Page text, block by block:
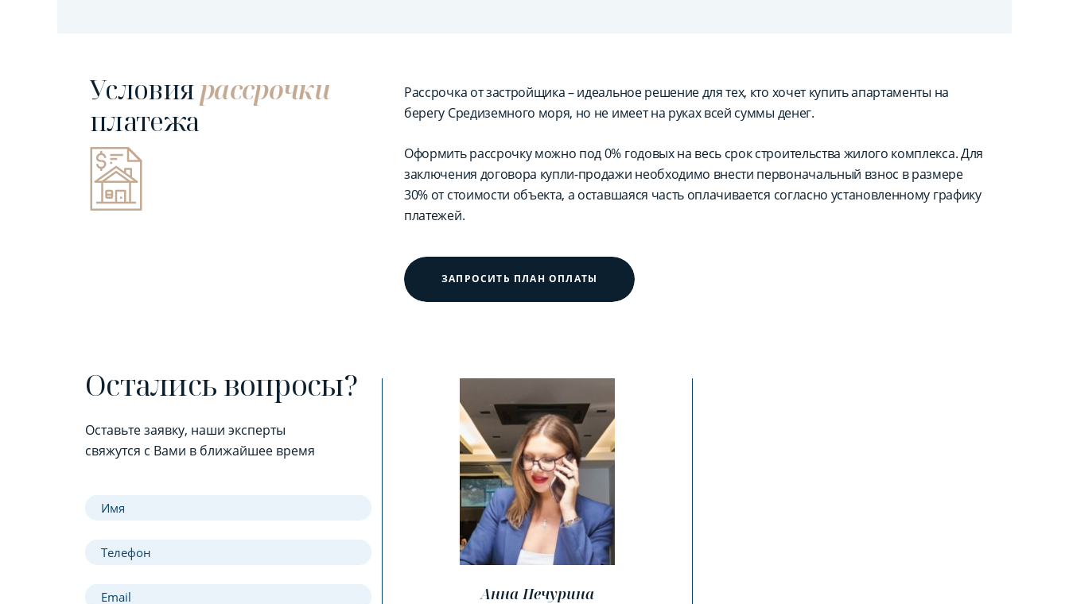
Условиярассрочки
платежа
Рассрочка от застройщика – идеальное решение для тех, кто хочет купить апартаменты на
берегу Средиземного моря, но не имеет на руках всей суммы денег.
Оформить рассрочку можно под 0% годовых на весь срок строительства жилого комплекса. Для
заключения договора купли-продажи необходимо внести первоначальный взнос в размере
30% от стоимости объекта, а оставшаяся часть оплачивается согласно установленному графику
платежей.
ЗАПРОСИТЬ ПЛАН ОПЛАТЫ
Остались вопросы?
Оставьте заявку, наши эксперты
свяжутся с Вами в ближайшее время
Анна Печурина